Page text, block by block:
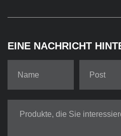
EINE NACHRICHT